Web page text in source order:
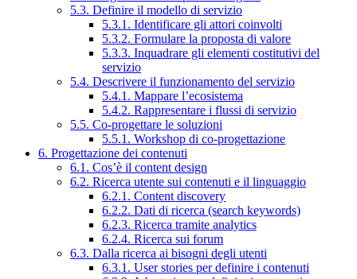
5.3. Definire il modello di servizio
5.3.1. Identificare gli attori coinvolti
5.3.2. Formulare la proposta di valore
5.3.3. Inquadrare gli elementi costitutivi del
servizio
5.4. Descrivere il funzionamento del servizio
5.4.1. Mappare l’ecosistema
5.4.2. Rappresentare i flussi di servizio
5.5. Co-progettare le soluzioni
5.5.1. Workshop di co-progettazione
6. Progettazione dei contenuti
6.1. Cos’è il content design
6.2. Ricerca utente sui contenuti e il linguaggio
6.2.1. Content discovery
6.2.2. Dati di ricerca (search keywords)
6.2.3. Ricerca tramite analytics
6.2.4. Ricerca sui forum
6.3. Dalla ricerca ai bisogni degli utenti
6.3.1. User stories per definire i contenuti